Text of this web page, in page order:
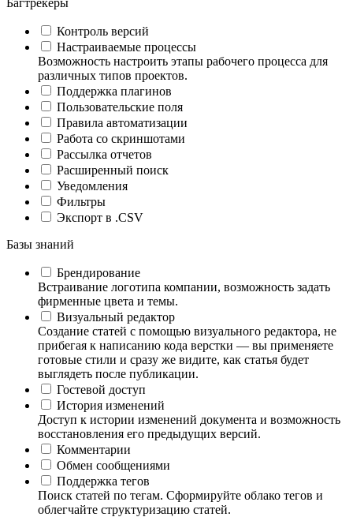
Контроль версий
Настраиваемые процессы
Возможность настроить этапы рабочего процесса для
различных типов проектов.
Поддержка плагинов
Пользовательские поля
Правила автоматизации
Работа со скриншотами
Рассылка отчетов
Расширенный поиск
Уведомления
Фильтры
Экспорт в .CSV
Базы знаний
Брендирование
Встраивание логотипа компании, возможность задать
фирменные цвета и темы.
Визуальный редактор
Создание статей с помощью визуального редактора, не
прибегая к написанию кода верстки — вы применяете
готовые стили и сразу же видите, как статья будет
выглядеть после публикации.
Гостевой доступ
История изменений
Доступ к истории изменений документа и возможность
восстановления его предыдущих версий.
Комментарии
Обмен сообщениями
Поддержка тегов
Поиск статей по тегам. Сформируйте облако тегов и
облегчайте структуризацию статей.